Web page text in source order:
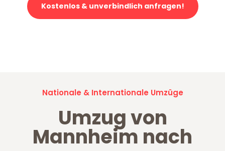
Kostenlos & unverbindlich anfragen!
Nationale & Internationale Umzüge
Umzug von
Mannheim nach